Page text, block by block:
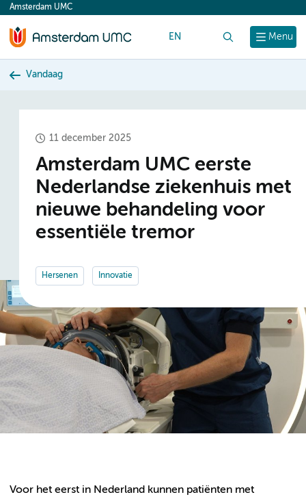
content
Menu
Amsterdam UMC
EN
Vandaag
11 december 2025
Amsterdam UMC eerste
Nederlandse ziekenhuis met
nieuwe behandeling voor
essentiële tremor
Hersenen Innovatie
Voor het eerst in Nederland kunnen patiënten met